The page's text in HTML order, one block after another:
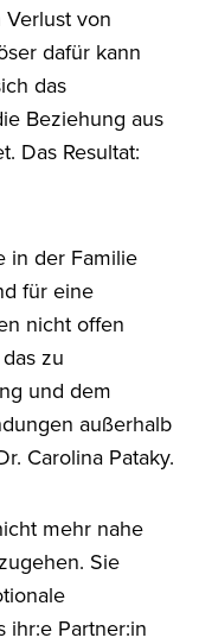
von
dafür kann
das
Beziehung aus
Das Resultat:
in der Familie
für eine
nicht offen
zu
und dem
außerhalb
Carolina Pataky.
mehr nahe
Sie
ihr:e Partner:in